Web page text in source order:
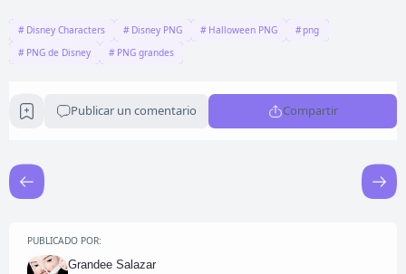
Disney Characters Disney PNG Halloween PNG
png
PNG de Disney
PNG grandes
Publicar un comentario Compartir
PUBLICADO POR:
Grandee Salazar